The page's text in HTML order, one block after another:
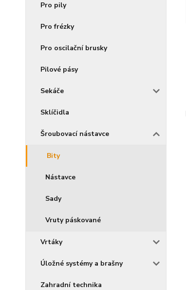
Pro pily
Pro frézky
Pro oscilační brusky
Pilové pásy
Sekáče
Sklíčidla
Šroubovací nástavce
Bity
Nástavce
Sady
Vruty páskované
Vrtáky
Úložné systémy a brašny
Zahradní technika